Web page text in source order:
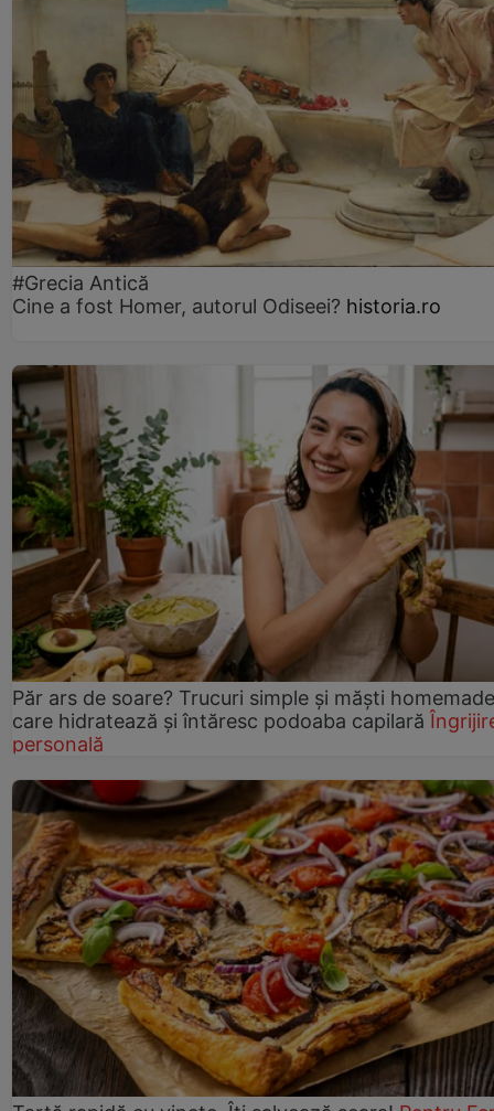
#Grecia Antică
Cine a fost Homer, autorul Odiseei? historia.ro
Păr ars de soare? Trucuri simple și măști homemade
care hidratează și întăresc podoaba capilară
personală